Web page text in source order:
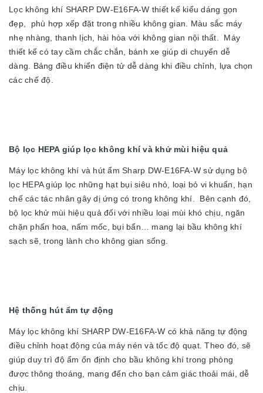
Lọc không khí SHARP DW-E16FA-W thiết kế kiểu dáng gọn
đẹp, phù hợp xếp đặt trong nhiều không gian. Màu sắc máy
nhẹ nhàng, thanh lịch, hài hòa với không gian nội thất. Máy
thiết kế có tay cầm chắc chắn, bánh xe giúp di chuyển dễ
dàng. Bảng điều khiển điện tử dễ dàng khi điều chỉnh, lựa chọn
các chế độ.
Bộ lọc HEPA giúp lọc không khí và khử mùi hiệu quả
Máy lọc không khí và hút ẩm Sharp DW-E16FA-W sử dụng bộ
lọc HEPA giúp lọc những hạt bụi siêu nhỏ, loại bỏ vi khuẩn, hạn
chế các tác nhân gây dị ứng có trong không khí. Bên cạnh đó,
bộ lọc khử mùi hiệu quả đối với nhiều loại mùi khó chịu, ngăn
chặn phấn hoa, nấm mốc, bụi bẩn… mang lại bầu không khí
sạch sẽ, trong lành cho không gian sống.
Hệ thống hút ẩm tự động
Máy lọc không khí SHARP DW-E16FA-W có khả năng tự động
điều chỉnh hoạt động của máy nén và tốc độ quạt. Theo đó, sẽ
giúp duy trì độ ẩm ổn định cho bầu không khí trong phòng
được thông thoáng, mang đến cho bạn cảm giác thoải mái, dễ
chịu.